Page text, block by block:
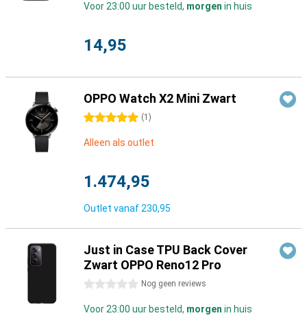
Voor 23:00 uur besteld, morgen in huis
14,95
OPPO Watch X2 Mini Zwart
5 sterren (1 )
Alleen als outlet
1.474,95
Outlet vanaf 230,95
Just in Case TPU Back Cover
Zwart OPPO Reno12 Pro
0 sterren Nog geen reviews
Voor 23:00 uur besteld, morgen in huis